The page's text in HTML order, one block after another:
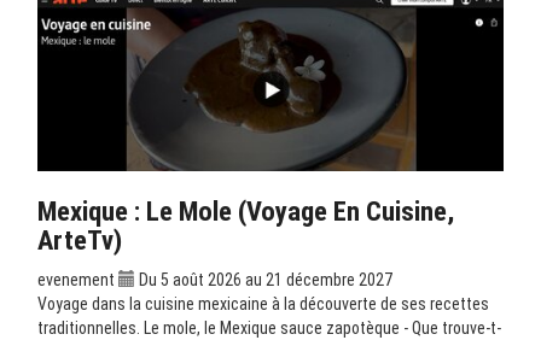
Mexique : Le Mole (Voyage En Cuisine,
ArteTv)
evenement
Du 5 août 2026 au 21 décembre 2027
Voyage dans la cuisine mexicaine à la découverte de ses recettes
traditionnelles. Le mole, le Mexique sauce zapotèque - Que trouve-t-